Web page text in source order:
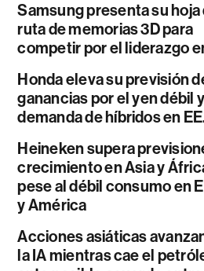
Samsung presenta su hoja
ruta de memorias 3D para
competir por el liderazgo
Honda eleva su previsión
ganancias por el yen débil
demanda de híbridos en
Heineken supera
crecimiento en Asia y
pese al débil consumo en
y América
Acciones asiáticas
la IA mientras cae el